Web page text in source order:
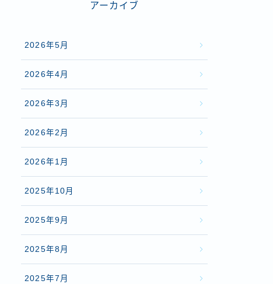
アーカイブ
2026年5月
2026年4月
2026年3月
2026年2月
2026年1月
2025年10月
2025年9月
2025年8月
2025年7月